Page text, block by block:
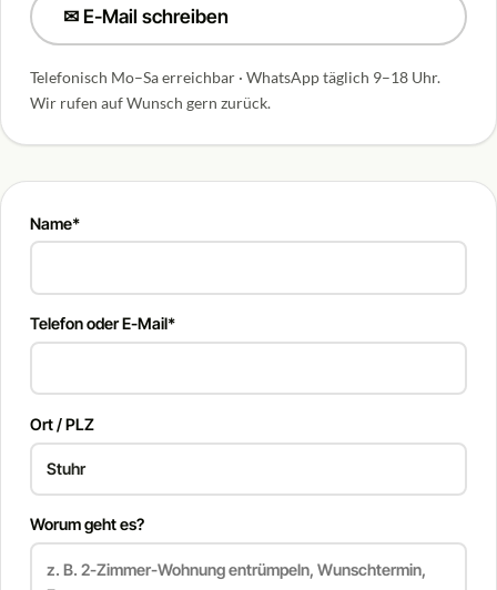
✉ E-Mail schreiben
Telefonisch Mo–Sa erreichbar · WhatsApp täglich 9–18 Uhr.
Wir rufen auf Wunsch gern zurück.
Name*
Telefon oder E-Mail*
Ort / PLZ
Worum geht es?